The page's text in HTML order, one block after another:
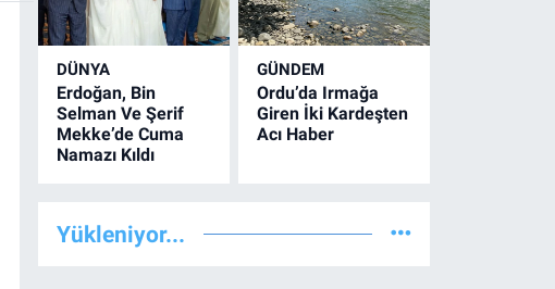
DÜNYA
Erdoğan, Bin
Selman Ve Şerif
Mekke’de Cuma
Namazı Kıldı
GÜNDEM
Ordu’da Irmağa
Giren İki Kardeşten
Acı Haber
Yükleniyor...